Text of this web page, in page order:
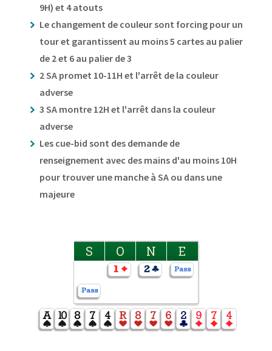
9H) et 4 atouts
Le changement de couleur sont forcing pour un
tour et garantissent au moins 5 cartes au palier
de 2 et 6 au palier de 3
2 SA promet 10-11H et l'arrêt de la couleur
adverse
3 SA montre 12H et l'arrêt dans la couleur
adverse
Les cue-bid sont des demande de
renseignement avec des mains d'au moins 10H
pour trouver une manche à SA ou dans une
majeure
S O N E